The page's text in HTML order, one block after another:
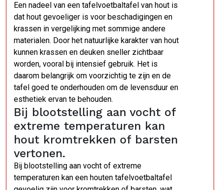
Een nadeel van een tafelvoetbaltafel van hout is
dat hout gevoeliger is voor beschadigingen en
krassen in vergelijking met sommige andere
materialen. Door het natuurlijke karakter van hout
kunnen krassen en deuken sneller zichtbaar
worden, vooral bij intensief gebruik. Het is
daarom belangrijk om voorzichtig te zijn en de
tafel goed te onderhouden om de levensduur en
esthetiek ervan te behouden.
Bij blootstelling aan vocht of
extreme temperaturen kan
hout kromtrekken of barsten
vertonen.
Bij blootstelling aan vocht of extreme
temperaturen kan een houten tafelvoetbaltafel